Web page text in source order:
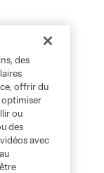
des
offrir du
optimiser
ou
des
avec